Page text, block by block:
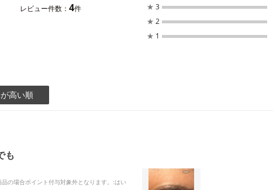
レビュー件数： 4件 ★ 3
★ 2
★ 1
高い順
も
の場合ポイント付与対象外となります。 :はい